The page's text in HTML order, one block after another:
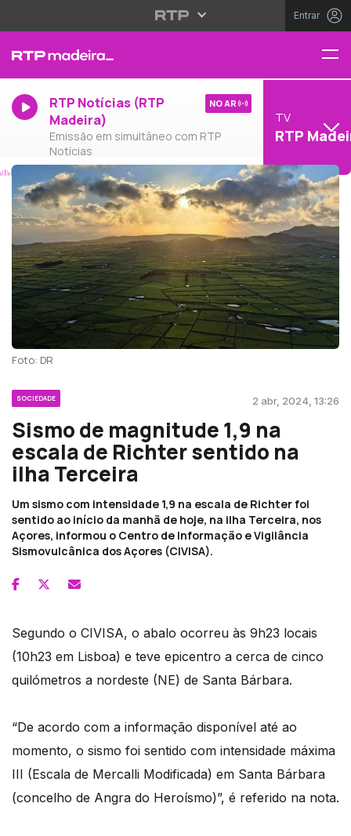
Entrar
RTP Notícias (RTP
Madeira)
Emissão em simultâneo com RTP
Notícias
NO AR
TV
RTP
Foto: DR
SOCIEDADE 2 abr, 2024, 13:26
Sismo de magnitude 1,9 na
escala de Richter sentido na
ilha Terceira
Um sismo com intensidade 1,9 na escala de Richter foi
sentido ao início da manhã de hoje, na ilha Terceira, nos
Açores, informou o Centro de Informação e Vigilância
Sismovulcânica dos Açores (CIVISA).
Segundo o CIVISA, o abalo ocorreu às 9h23 locais
(10h23 em Lisboa) e teve epicentro a cerca de cinco
quilómetros a nordeste (NE) de Santa Bárbara.
“De acordo com a informação disponível até ao
momento, o sismo foi sentido com intensidade máxima
III (Escala de Mercalli Modificada) em Santa Bárbara
(concelho de Angra do Heroísmo)”, é referido na nota.